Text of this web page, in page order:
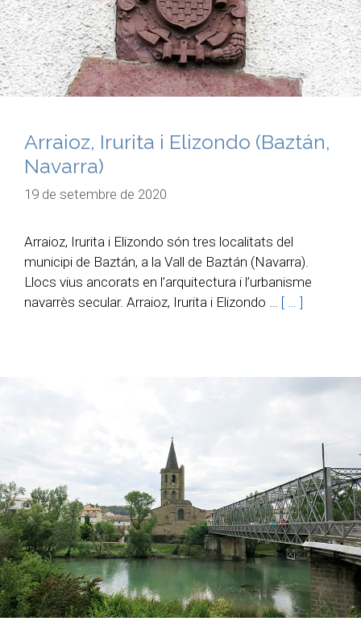
Arraioz, Irurita i Elizondo (Baztán,
Navarra)
19 de setembre de 2020
Arraioz, Irurita i Elizondo són tres localitats del
municipi de Baztán, a la Vall de Baztán (Navarra).
Llocs vius ancorats en l’arquitectura i l’urbanisme
navarrès secular. Arraioz, Irurita i Elizondo … [ … ]